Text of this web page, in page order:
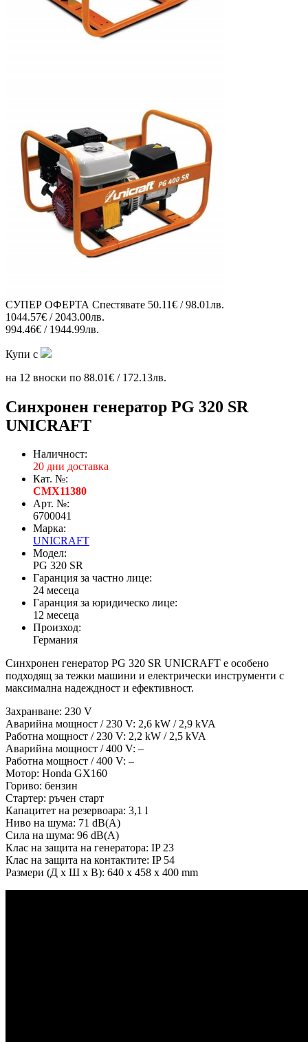
СУПЕР ОФЕРТА Спестявате 50.11€ / 98.01лв.
1044.57€ / 2043.00лв.
994.46€ / 1944.99лв.
Купи с
на 12 вноски по 88.01€ / 172.13лв.
Синхронен генератор PG 320 SR
UNICRAFT
Наличност:
20 дни доставка
Кат. №:
CMX11380
Арт. №:
6700041
Марка:
UNICRAFT
Модел:
PG 320 SR
Гаранция за частно лице:
24 месеца
Гаранция за юридическо лице:
12 месеца
Произход:
Германия
Синхронен генератор PG 320 SR UNICRAFT е особено
подходящ за тежки машини и електрически инструменти с
максимална надеждност и ефективност.
Захранване: 230 V
Аварийна мощност / 230 V: 2,6 kW / 2,9 kVA
Работна мощност / 230 V: 2,2 kW / 2,5 kVA
Аварийна мощност / 400 V: –
Работна мощност / 400 V: –
Мотор: Honda GX160
Гориво: бензин
Стартер: ръчен старт
Капацитет на резервоара: 3,1 l
Ниво на шума: 71 dB(A)
Сила на шума: 96 dB(A)
Клас на защита на генератора: IP 23
Клас на защита на контактите: IP 54
Размери (Д х Ш х В): 640 x 458 x 400 mm